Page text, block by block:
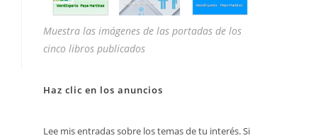
Muestra las imágenes de las portadas de los
cinco libros publicados
Haz clic en los anuncios
Lee mis entradas sobre los temas de tu interés. Si